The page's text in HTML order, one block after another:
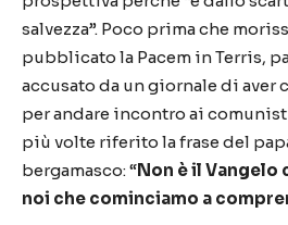
salvezza”. Poco prima che
pubblicato la Pacem in Terris,
accusato da un giornale di aver
per andare incontro ai
più volte riferito la frase del
bergamasco:“Non èil Vangelo
noi che cominciamo a